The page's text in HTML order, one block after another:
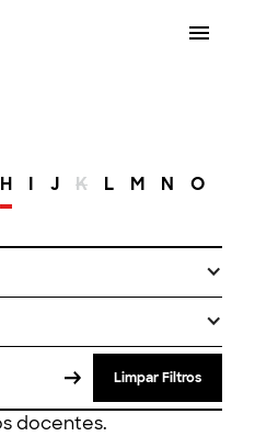
H I J K L M N O
Limpar Filtros
docentes.